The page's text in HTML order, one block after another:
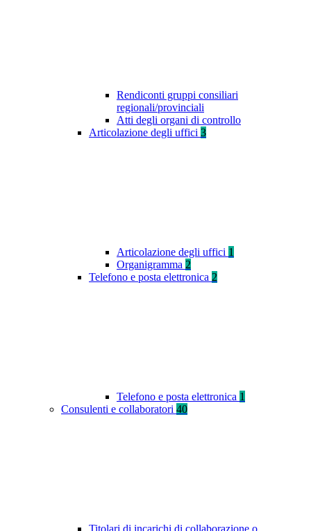
Rendiconti gruppi consiliari
regionali/provinciali
Atti degli organi di controllo
Articolazione degli uffici 3
Articolazione degli uffici 1
Organigramma 2
Telefono e posta elettronica 2
Telefono e posta elettronica 1
Consulenti e collaboratori 40